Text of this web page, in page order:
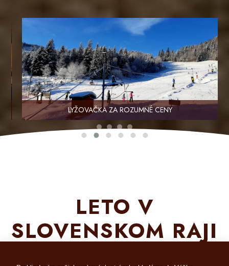
LYŽOVAČKA ZA ROZUMNÉ CENY
LETO V
SLOVENSKOM RAJI